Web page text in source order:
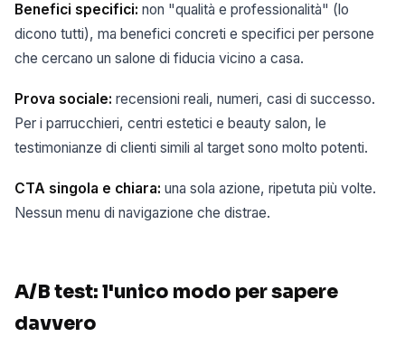
Benefici specifici: non "qualità e professionalità" (lo
dicono tutti), ma benefici concreti e specifici per persone
che cercano un salone di fiducia vicino a casa.
Prova sociale: recensioni reali, numeri, casi di successo.
Per i parrucchieri, centri estetici e beauty salon, le
testimonianze di clienti simili al target sono molto potenti.
CTA singola e chiara: una sola azione, ripetuta più volte.
Nessun menu di navigazione che distrae.
A/B test: l'unico modo per sapere
davvero